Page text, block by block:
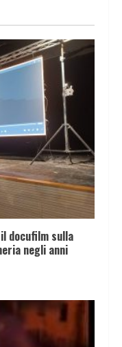
docufilm sulla
negli anni